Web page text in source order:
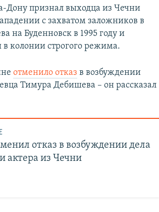
признал выходца из Чечни
с захватом заложников в
на Буденновск в 1995 году и
в колонии строгого режима.
отменило отказ в возбуждении
Тимура Дебишева – он рассказал
отказ в возбуждении дела
актера из Чечни